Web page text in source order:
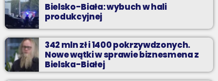
Bielsko-Biała: wybuch w hali
produkcyjnej
342 mln zł i 1400 pokrzywdzonych.
Nowe wątki w sprawie biznesmena z
Bielska-Białej